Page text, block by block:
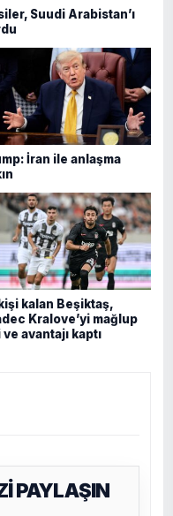
Suudi Arabistan’ı
İran ile anlaşma
kalan Beşiktaş,
Kralove’yi mağlup
avantajı kaptı
PAYLAŞIN